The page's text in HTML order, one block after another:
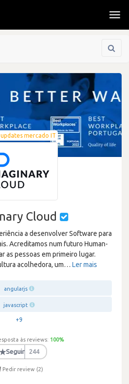
updates mercado IT
Cloud
a desenvolver Software para
Acreditamos num futuro Human-
as pessoas em primeiro lugar.
acolhedora, um… Ler mais
angularjs
javascript
+9
às reviews: 100%
★Seguir 244
Pedir review (2)